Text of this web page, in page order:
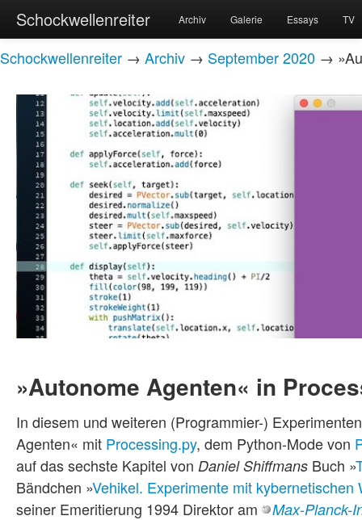
Schockwellenreiter Archiv Galerie Essays TV
Schockwellenreiter → Archiv → September 2020 →
»Autonome Agenten« in
In diesem und weiteren (Programmier-)
Agenten« mit Processing.py, dem Python-Mode von
auf das sechste Kapitel von Daniel Shiffmans Buch »
Bändchen »Vehikel. Experimente mit kybernetischen
seiner Emeritierung 1994 Direktor am
Max-Planck-